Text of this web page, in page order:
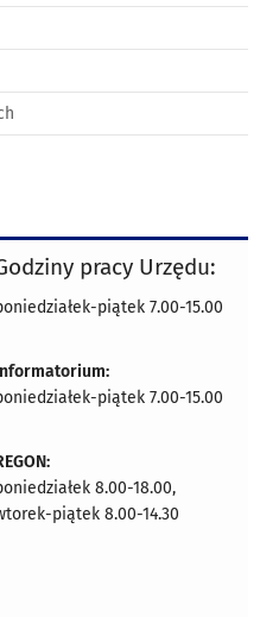
pracy Urzędu:
piątek 7.00-15.00
piątek 7.00-15.00
8.00-18.00,
piątek 8.00-14.30